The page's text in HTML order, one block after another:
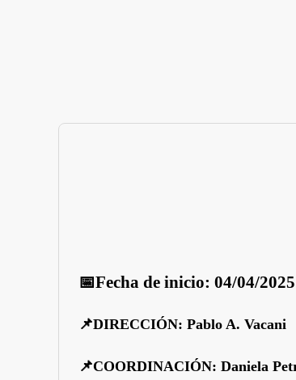
📅Fecha de inicio: 04/04/
📌DIRECCIÓN: Pablo A. Vacani
📌COORDINACIÓN: Daniela